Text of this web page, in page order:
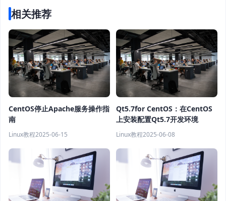
相关推荐
CentOS停止Apache服务操作指
南
Linux教程2025-06-15
Qt5.7for CentOS：在CentOS
上安装配置Qt5.7开发环境
Linux教程2025-06-08